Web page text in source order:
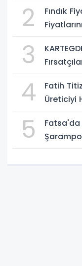
2
Fındık
3
4
Fatih
Üreticiyi
5
Fatsa'da